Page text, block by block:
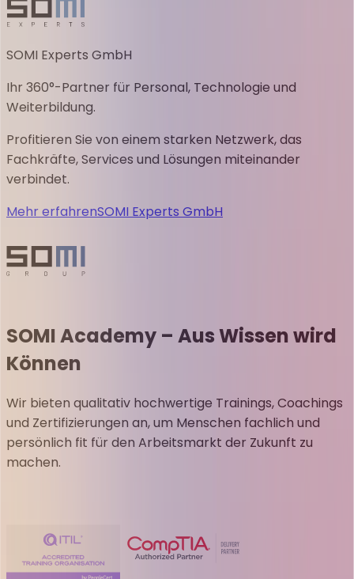
SOMI Experts GmbH
Ihr 360°-Partner für Personal, Technologie und
Weiterbildung.
Profitieren Sie von einem starken Netzwerk, das
Fachkräfte, Services und Lösungen miteinander
verbindet.
Mehr erfahrenSOMI Experts GmbH
SOMI Academy – Aus Wissen wird
Können
Wir bieten qualitativ hochwertige Trainings, Coachings
und Zertifizierungen an, um Menschen fachlich und
persönlich fit für den Arbeitsmarkt der Zukunft zu
machen.